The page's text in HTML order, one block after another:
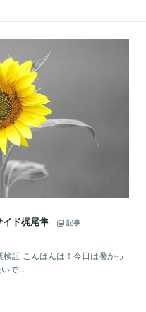
ド梶尾隼
記事
証 こんばんは！今日は暑かっ
で...